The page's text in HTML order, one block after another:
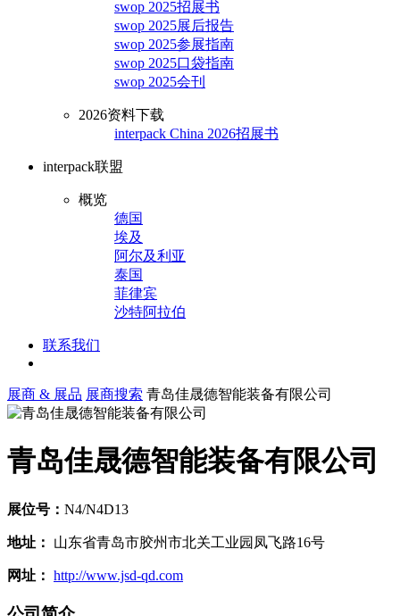
swop 2025招展书
swop 2025展后报告
swop 2025参展指南
swop 2025口袋指南
swop 2025会刊
2026资料下载
interpack China 2026招展书
interpack联盟
概览
德国
埃及
阿尔及利亚
泰国
菲律宾
沙特阿拉伯
联系我们
展商 & 展品 展商搜索 青岛佳晟德智能装备有限公司
青岛佳晟德智能装备有限公司
展位号： N4/N4D13
地址： 山东省青岛市胶州市北关工业园凤飞路16号
网址： http://www.jsd-qd.com